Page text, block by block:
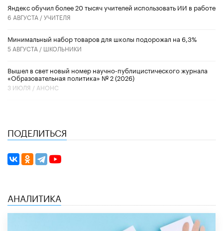
​Яндекс обучил более 20 тысяч учителей использовать ИИ в работе
6 АВГУСТА /УЧИТЕЛЯ
Минимальный набор товаров для школы подорожал на 6,3%
5 АВГУСТА / ШКОЛЬНИКИ
Вышел в свет новый номер научно-публицистического журнала
«Образовательная политика» № 2 (2026)
3 ИЮЛЯ / АНОНС
ПОДЕЛИТЬСЯ
АНАЛИТИКА